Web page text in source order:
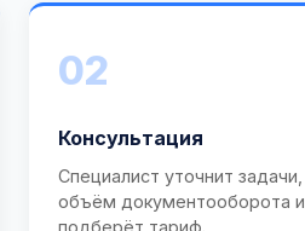
02
Консультация
Специалист уточнит задачи,
объём документооборота и
подберёт тариф.